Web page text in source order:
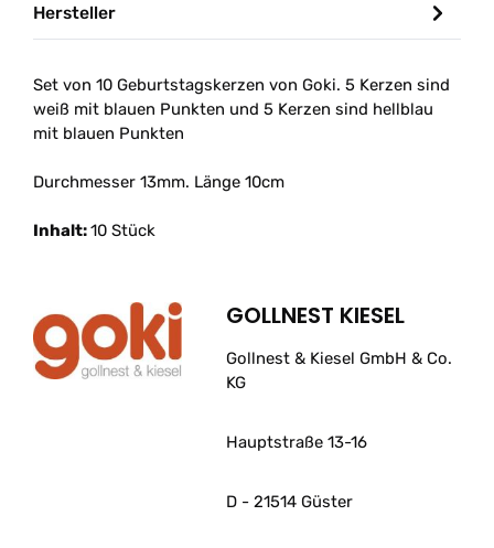
Hersteller
Set von 10 Geburtstagskerzen von Goki. 5 Kerzen sind
weiß mit blauen Punkten und 5 Kerzen sind hellblau
mit blauen Punkten
Durchmesser 13mm. Länge 10cm
Inhalt:10 Stück
GOLLNEST KIESEL
Gollnest & Kiesel GmbH & Co.
KG
Hauptstraße 13-16
D - 21514 Güster